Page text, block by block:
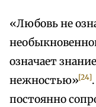
«Любовь не
означает
нежностью»[24]
постоянно